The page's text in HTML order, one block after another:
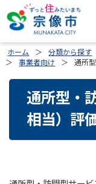
ホーム 分類から探す
事業者向け
通所
通所型・
相当）評